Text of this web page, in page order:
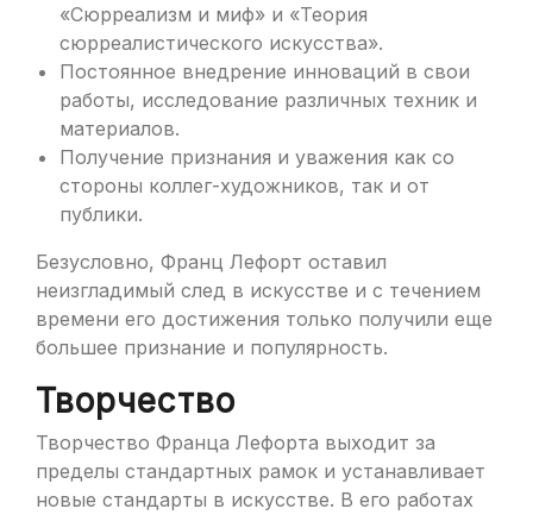
«Сюрреализм и миф» и «Теория
сюрреалистического искусства».
Постоянное внедрение инноваций в свои
работы, исследование различных техник и
материалов.
Получение признания и уважения как со
стороны коллег-художников, так и от
публики.
Безусловно, Франц Лефорт оставил
неизгладимый след в искусстве и с течением
времени его достижения только получили еще
большее признание и популярность.
Творчество
Творчество Франца Лефорта выходит за
пределы стандартных рамок и устанавливает
новые стандарты в искусстве. В его работах